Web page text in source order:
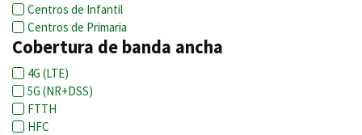
Centros de Infantil
Centros de Primaria
Cobertura de banda ancha
4G (LTE)
5G (NR+DSS)
FTTH
HFC